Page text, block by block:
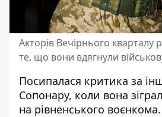
Акторів Вечірнього кварталу
те, що вони вдягнули
Посипалася критика за
Сопонару, коли вона
на рівненського воєнкома.